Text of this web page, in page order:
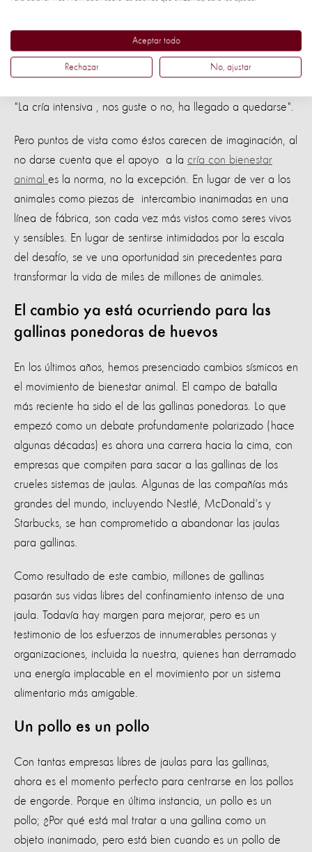
El aumento de la ganadería industrial ha sido visto por
algunos como una fuerza imparable; En 1964, el
"La cría intensiva , nos guste o no, ha llegado a quedarse".
Pero puntos de vista como éstos carecen de imaginación, al
no darse cuenta que el apoyo a la cría con bienestar
animal es la norma, no la excepción. En lugar de ver a los
animales como piezas de intercambio inanimadas en una
línea de fábrica, son cada vez más vistos como seres vivos
y sensibles. En lugar de sentirse intimidados por la escala
del desafío, se ve una oportunidad sin precedentes para
transformar la vida de miles de millones de animales.
El cambio ya está ocurriendo para las
gallinas ponedoras de huevos
En los últimos años, hemos presenciado cambios sísmicos en
el movimiento de bienestar animal. El campo de batalla
más reciente ha sido el de las gallinas ponedoras. Lo que
empezó como un debate profundamente polarizado (hace
algunas décadas) es ahora una carrera hacia la cima, con
empresas que compiten para sacar a las gallinas de los
crueles sistemas de jaulas. Algunas de las compañías más
grandes del mundo, incluyendo Nestlé, McDonald's y
Starbucks, se han comprometido a abandonar las jaulas
para gallinas.
Como resultado de este cambio, millones de gallinas
pasarán sus vidas libres del confinamiento intenso de una
jaula. Todavía hay margen para mejorar, pero es un
testimonio de los esfuerzos de innumerables personas y
organizaciones, incluida la nuestra, quienes han derramado
una energía implacable en el movimiento por un sistema
alimentario más amigable.
Un pollo es un pollo
Con tantas empresas libres de jaulas para las gallinas,
ahora es el momento perfecto para centrarse en los pollos
de engorde. Porque en última instancia, un pollo es un
pollo; ¿Por qué está mal tratar a una gallina como un
objeto inanimado, pero está bien cuando es un pollo de
Aceptar todo
Rechazar No, ajustar